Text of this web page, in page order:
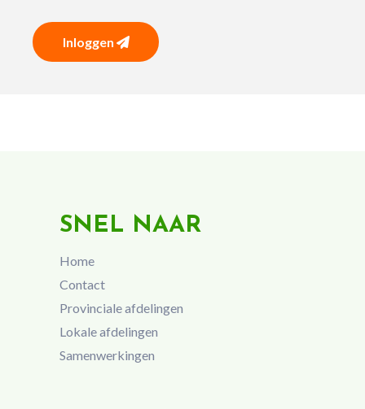
Inloggen
SNEL NAAR
Home
Contact
Provinciale afdelingen
Lokale afdelingen
Samenwerkingen